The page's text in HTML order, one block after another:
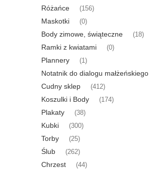
Różańce (156)
Maskotki (0)
Body zimowe, świąteczne (18)
Ramki z kwiatami (0)
Plannery (1)
Notatnik do dialogu małżeńskiego
Cudny sklep (412)
Koszulki i Body (174)
Plakaty (38)
Kubki (300)
Torby (25)
Ślub (262)
Chrzest (44)